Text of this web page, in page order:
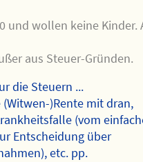
und wollen keine Kinder.
aus Steuer-Gründen.
die Steuern ...
(Witwen-)Rente mit dran,
(vom
Entscheidung über
etc. pp.